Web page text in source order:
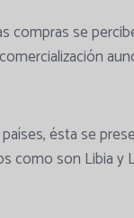
compras se
ésta se
como son Libia y